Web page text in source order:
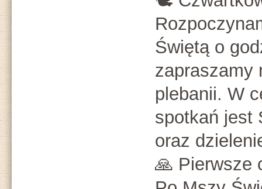
Świętą o
zapraszamy
plebanii. W
spotkań jest
oraz
🙏 Pierwsze